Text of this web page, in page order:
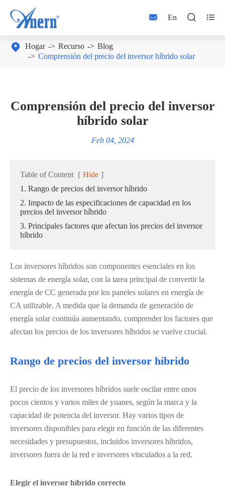
 En  
 Hogar Recurso
Blog
Comprensión del precio del inversor híbrido solar
Comprensión del precio del inversor
híbrido solar
Feb 04, 2024
Table of Content [ Hide ]
1. Rango de precios del inversor híbrido
2. Impacto de las especificaciones de capacidad en los
precios del inversor híbrido
3. Principales factores que afectan los precios del inversor
híbrido
Los inversores híbridos son componentes esenciales en los
sistemas de energía solar, con la tarea principal de convertir la
energía de CC generada por los paneles solares en energía de
CA utilizable. A medida que la demanda de generación de
energía solar continúa aumentando, comprender los factores que
afectan los precios de los inversores híbridos se vuelve crucial.
Rango de precios del inversor híbrido
El precio de los inversores híbridos suele oscilar entre unos
pocos cientos y varios miles de yuanes, según la marca y la
capacidad de potencia del inversor. Hay varios tipos de
inversores disponibles para elegir en función de las diferentes
necesidades y presupuestos, incluidos inversores híbridos,
inversores fuera de la red e inversores vinculados a la red.
Elegir el inversor híbrido correcto